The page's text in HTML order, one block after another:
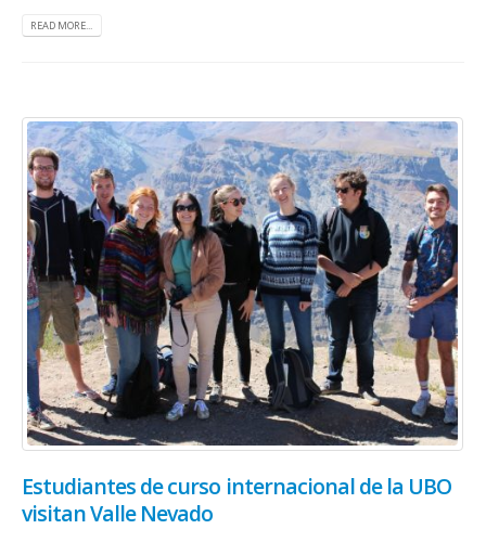
READ MORE...
Estudiantes de curso internacional de la UBO
visitan Valle Nevado